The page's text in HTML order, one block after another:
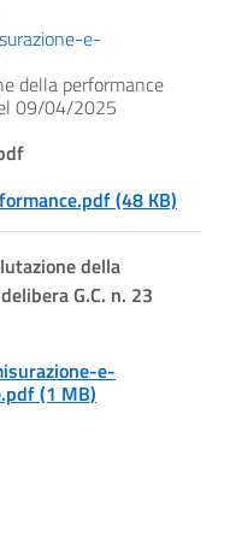
e-
della performance
09/04/2025
(48 KB)
della
G.C. n. 23
e-
(1 MB)